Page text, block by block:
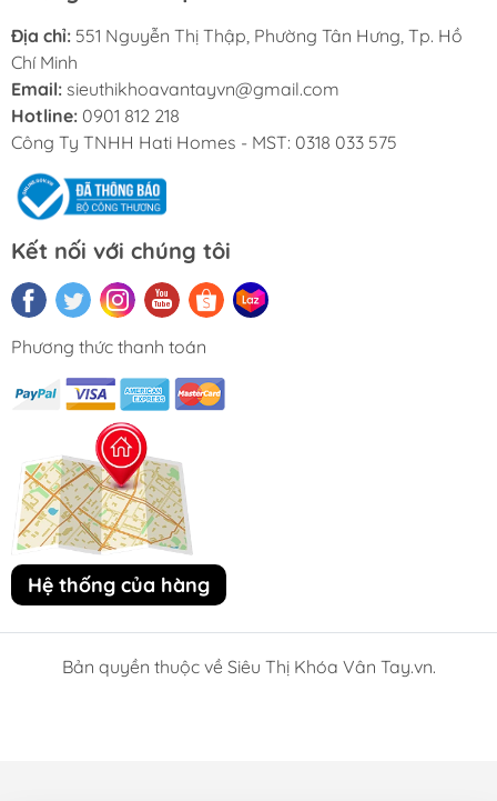
Địa chỉ: 551 Nguyễn Thị Thập, Phường Tân Hưng, Tp. Hồ
Chí Minh
Email: sieuthikhoavantayvn@gmail.com
Hotline: 0901 812 218
Công Ty TNHH Hati Homes - MST: 0318 033 575
Kết nối với chúng tôi
Phương thức thanh toán
Hệ thống của hàng
Bản quyền thuộc về Siêu Thị Khóa Vân Tay.vn.